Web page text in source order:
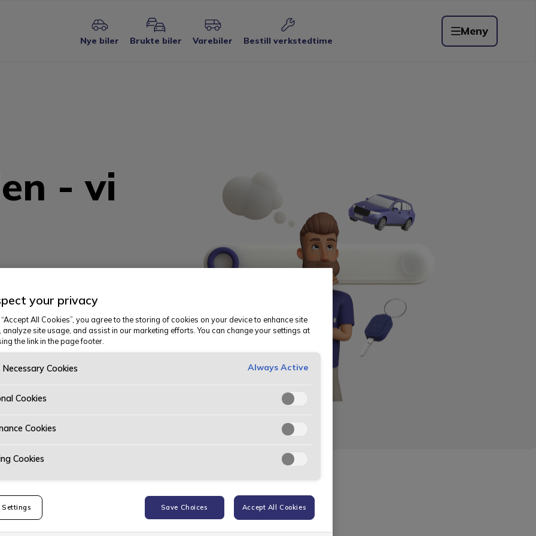
Nye biler Brukte biler Varebiler Bestill verkstedtime
Meny
- vi
eller skal selge
kjøp og salg
biler
your privacy
All Cookies”, you agree to the storing of cookies on your device to enhance site
analyze site usage, and assist in our marketing efforts. You can change your settings at
the link in the page footer.
Cookies Always Active
Cookies
Cookies
Cookies
Settings Save Choices Accept All Cookies